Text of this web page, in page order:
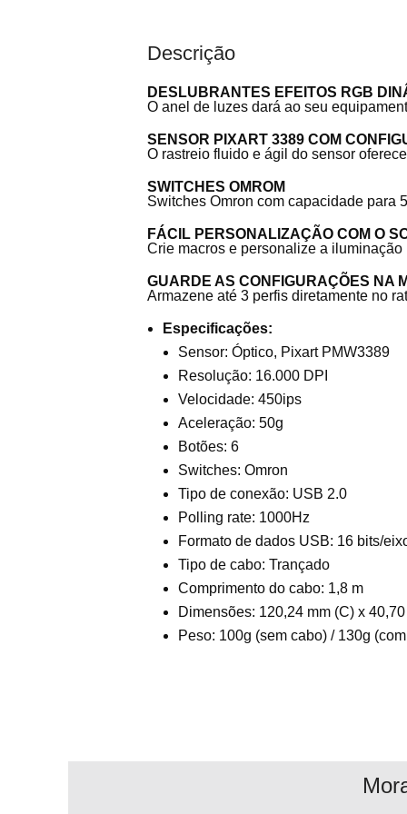
Descrição
DESLUBRANTES EFEITOS RGB
O anel de luzes dará ao seu
SENSOR PIXART 3389 COM
O rastreio fluido e ágil do sensor
SWITCHES OMROM
Switches Omron com capacidade para
FÁCIL PERSONALIZAÇÃO COM O
Crie macros e personalize a iluminação
GUARDE AS CONFIGURAÇÕES NA
Armazene até 3 perfis diretamente no
Especificações:
Sensor: Óptico, Pixart PMW3389
Resolução: 16.000 DPI
Velocidade: 450ips
Aceleração: 50g
Botões: 6
Switches: Omron
Tipo de conexão: USB 2.0
Polling rate: 1000Hz
Formato de dados USB: 16 bits/
Tipo de cabo: Trançado
Comprimento do cabo: 1,8 m
Dimensões: 120,24 mm (C) x
Peso: 100g (sem cabo) / 130g